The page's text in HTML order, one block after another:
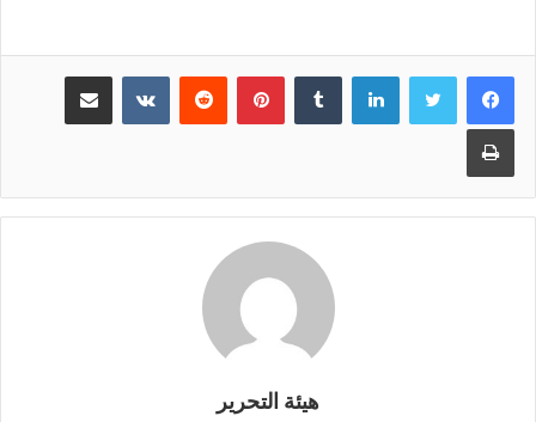
لينكدإن بينتيريست مشاركة عبر البريد
طباعة
هيئة التحرير